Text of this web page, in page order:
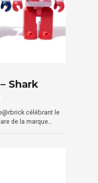
Shark
célébrant le
de la marque…